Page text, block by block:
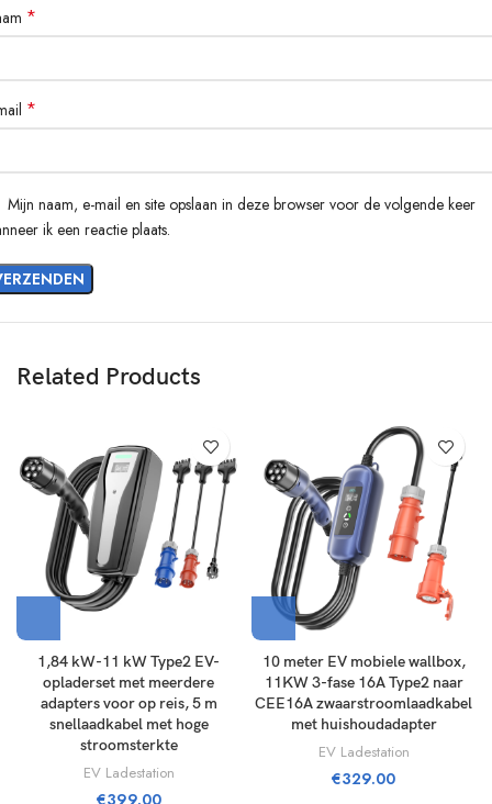
*
*
Mijn naam, e-mail en site opslaan in deze browser voor de volgende keer
ik een reactie plaats.
Related Products
1,84 kW-11 kW Type2 EV-
opladerset met meerdere
adapters voor op reis, 5 m
snellaadkabel met hoge
stroomsterkte
EV Ladestation
10 meter EV mobiele wallbox,
11KW 3-fase 16A Type2 naar
CEE16A zwaarstroomlaadkabel
met huishoudadapter
EV Ladestation
€329.00